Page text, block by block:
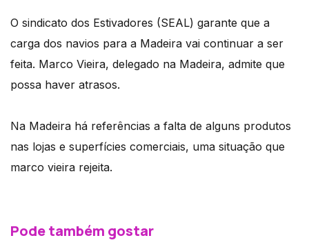
O sindicato dos Estivadores (SEAL) garante que a
carga dos navios para a Madeira vai continuar a ser
feita. Marco Vieira, delegado na Madeira, admite que
possa haver atrasos.
Na Madeira há referências a falta de alguns produtos
nas lojas e superfícies comerciais, uma situação que
marco vieira rejeita.
Pode também gostar